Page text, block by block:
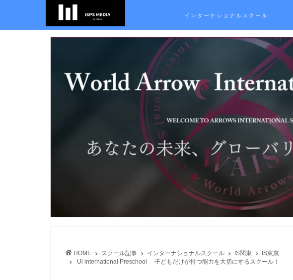
インターナショナルスクール
HOME スクール記事 インターナショナルスクール IS関東
IS東京
Ui international Preschool 子どもだけが持つ能力を大切にするスクール！